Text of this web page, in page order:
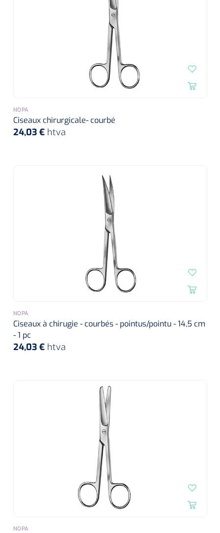
Dissolvant de couche adhésive
Agraffes de fixation
NOPA
Ciseaux chirurgicale- courbé
24,03 € htva
NOPA
Ciseaux à chirugie - courbés - pointus/pointu - 14,5 cm
- 1 pc
24,03 € htva
NOPA